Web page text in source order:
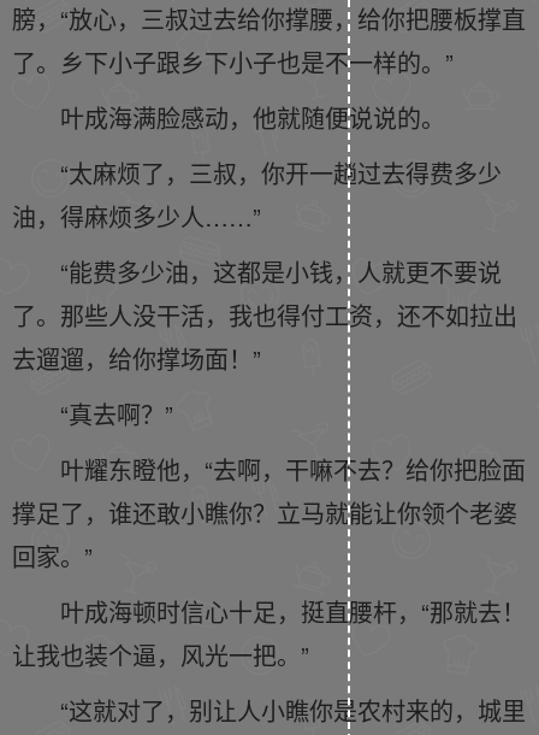
膀，“放心，三叔过去给你撑腰，给你把腰板撑直
了。乡下小子跟乡下小子也是不一样的。”
叶成海满脸感动，他就随便说说的。
“太麻烦了，三叔，你开一趟过去得费多少
油，得麻烦多少人……”
“能费多少油，这都是小钱，人就更不要说
了。那些人没干活，我也得付工资，还不如拉出
去遛遛，给你撑场面！”
“真去啊？”
叶耀东瞪他，“去啊，干嘛不去？给你把脸面
撑足了，谁还敢小瞧你？立马就能让你领个老婆
回家。”
叶成海顿时信心十足，挺直腰杆，“那就去！
让我也装个逼，风光一把。”
“这就对了，别让人小瞧你是农村来的，城里